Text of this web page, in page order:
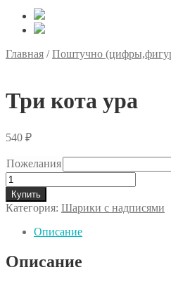
Главная /Поштучно
Три кота ура
540 ₽
Пожелания
Количество
товара
Три
кота
Купить
Категория: Шарики с надписями
Описание
Описание